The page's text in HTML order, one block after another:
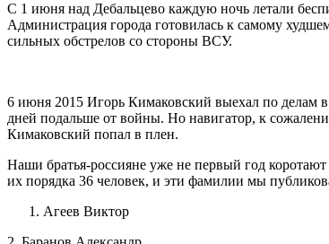
С 1 июня над Дебальцево каждую ночь летали
Администрация города готовилась к самому
сильных обстрелов со стороны ВСУ.
6 июня 2015 Игорь Кимаковский выехал по делам в
дней подальше от войны. Но навигатор, к
Кимаковский попал в плен.
Наши братья-россияне уже не первый год
их порядка 36 человек, и эти фамилии мы
Агеев Виктор